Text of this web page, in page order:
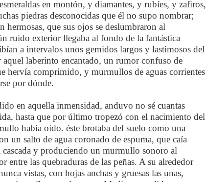
en montón, y diamantes, y rubíes, y zafiros,
piedras desconocidas que él no supo nombrar;
hermosas, que sus ojos se deslumbraron al
ruido exterior llegaba al fondo de la fantástica
a intervalos unos gemidos largos y lastimosos del
aquel laberinto encantado, un rumor confuso de
hervía comprimido, y murmullos de aguas corrientes
por dónde.
en aquella inmensidad, anduvo no sé cuantas
hasta que por último tropezó con el nacimiento del
había oído. éste brotaba del suelo como una
un salto de agua coronado de espuma, que caía
y produciendo un murmullo sonoro al
entre las quebraduras de las peñas. A su alrededor
vistas, con hojas anchas y gruesas las unas,